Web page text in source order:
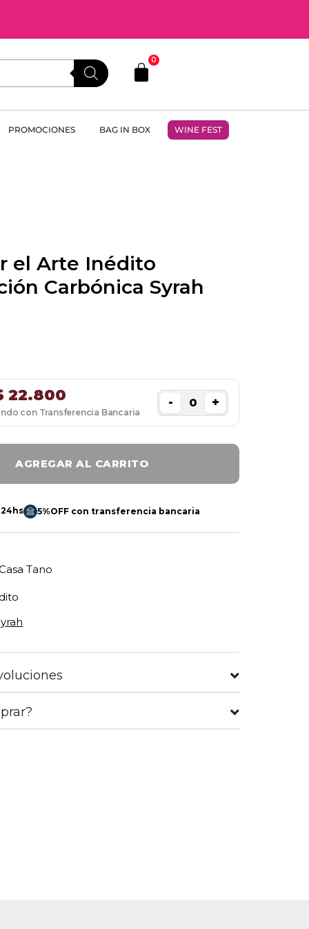
0
PROMOCIONES BAG IN BOX WINE FEST
el Arte Inédito
Carbónica Syrah
22.800
con Transferencia Bancaria
- +
AGREGAR AL CARRITO
5%OFF con transferencia bancaria
Tano